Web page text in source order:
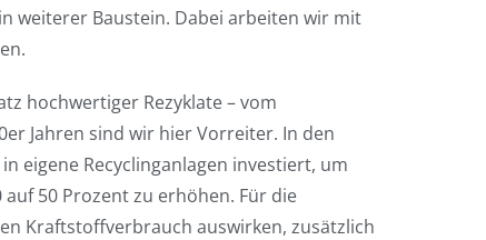
weiterer Baustein. Dabei arbeiten wir mit
hochwertiger Rezyklate – vom
Jahren sind wir hier Vorreiter. In den
eigene Recyclinganlagen investiert, um
50 Prozent zu erhöhen. Für die
Kraftstoffverbrauch auswirken, zusätzlich